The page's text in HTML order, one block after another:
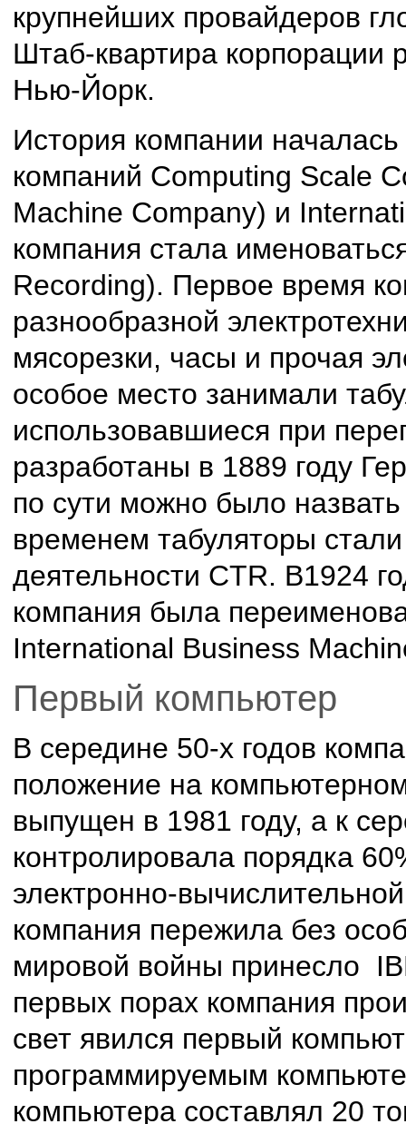
крупнейших провайдеров
Штаб-квартира корпорации
Нью-Йорк.
История компании
компаний Computing Scale
Machine Company) и
компания стала
Recording). Первое время
разнообразной
мясорезки, часы и прочая
особое место занимали
использовавшиеся при
разработаны в 1889 году
по сути можно было
временем табуляторы
деятельности CTR. В1924
компания была
International Business
Первый компьютер
В середине 50-х годов
положение на
выпущен в 1981 году, а к
контролировала порядка
электронно-
компания пережила без
мировой войны принесло
первых порах компания
свет явился первый
программируемым
компьютера составлял 20